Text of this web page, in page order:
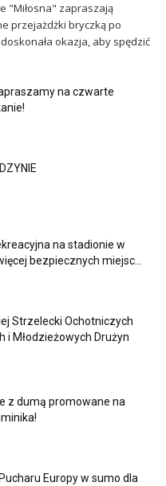
"Miłosna" zapraszają
przejażdżki bryczką po
okazja, aby spędzić
na czwarte
na stadionie w
bezpiecznych miejsc...
Strzelecki Ochotniczych
i Młodzieżowych Drużyn
z dumą promowane na
Europy w sumo dla